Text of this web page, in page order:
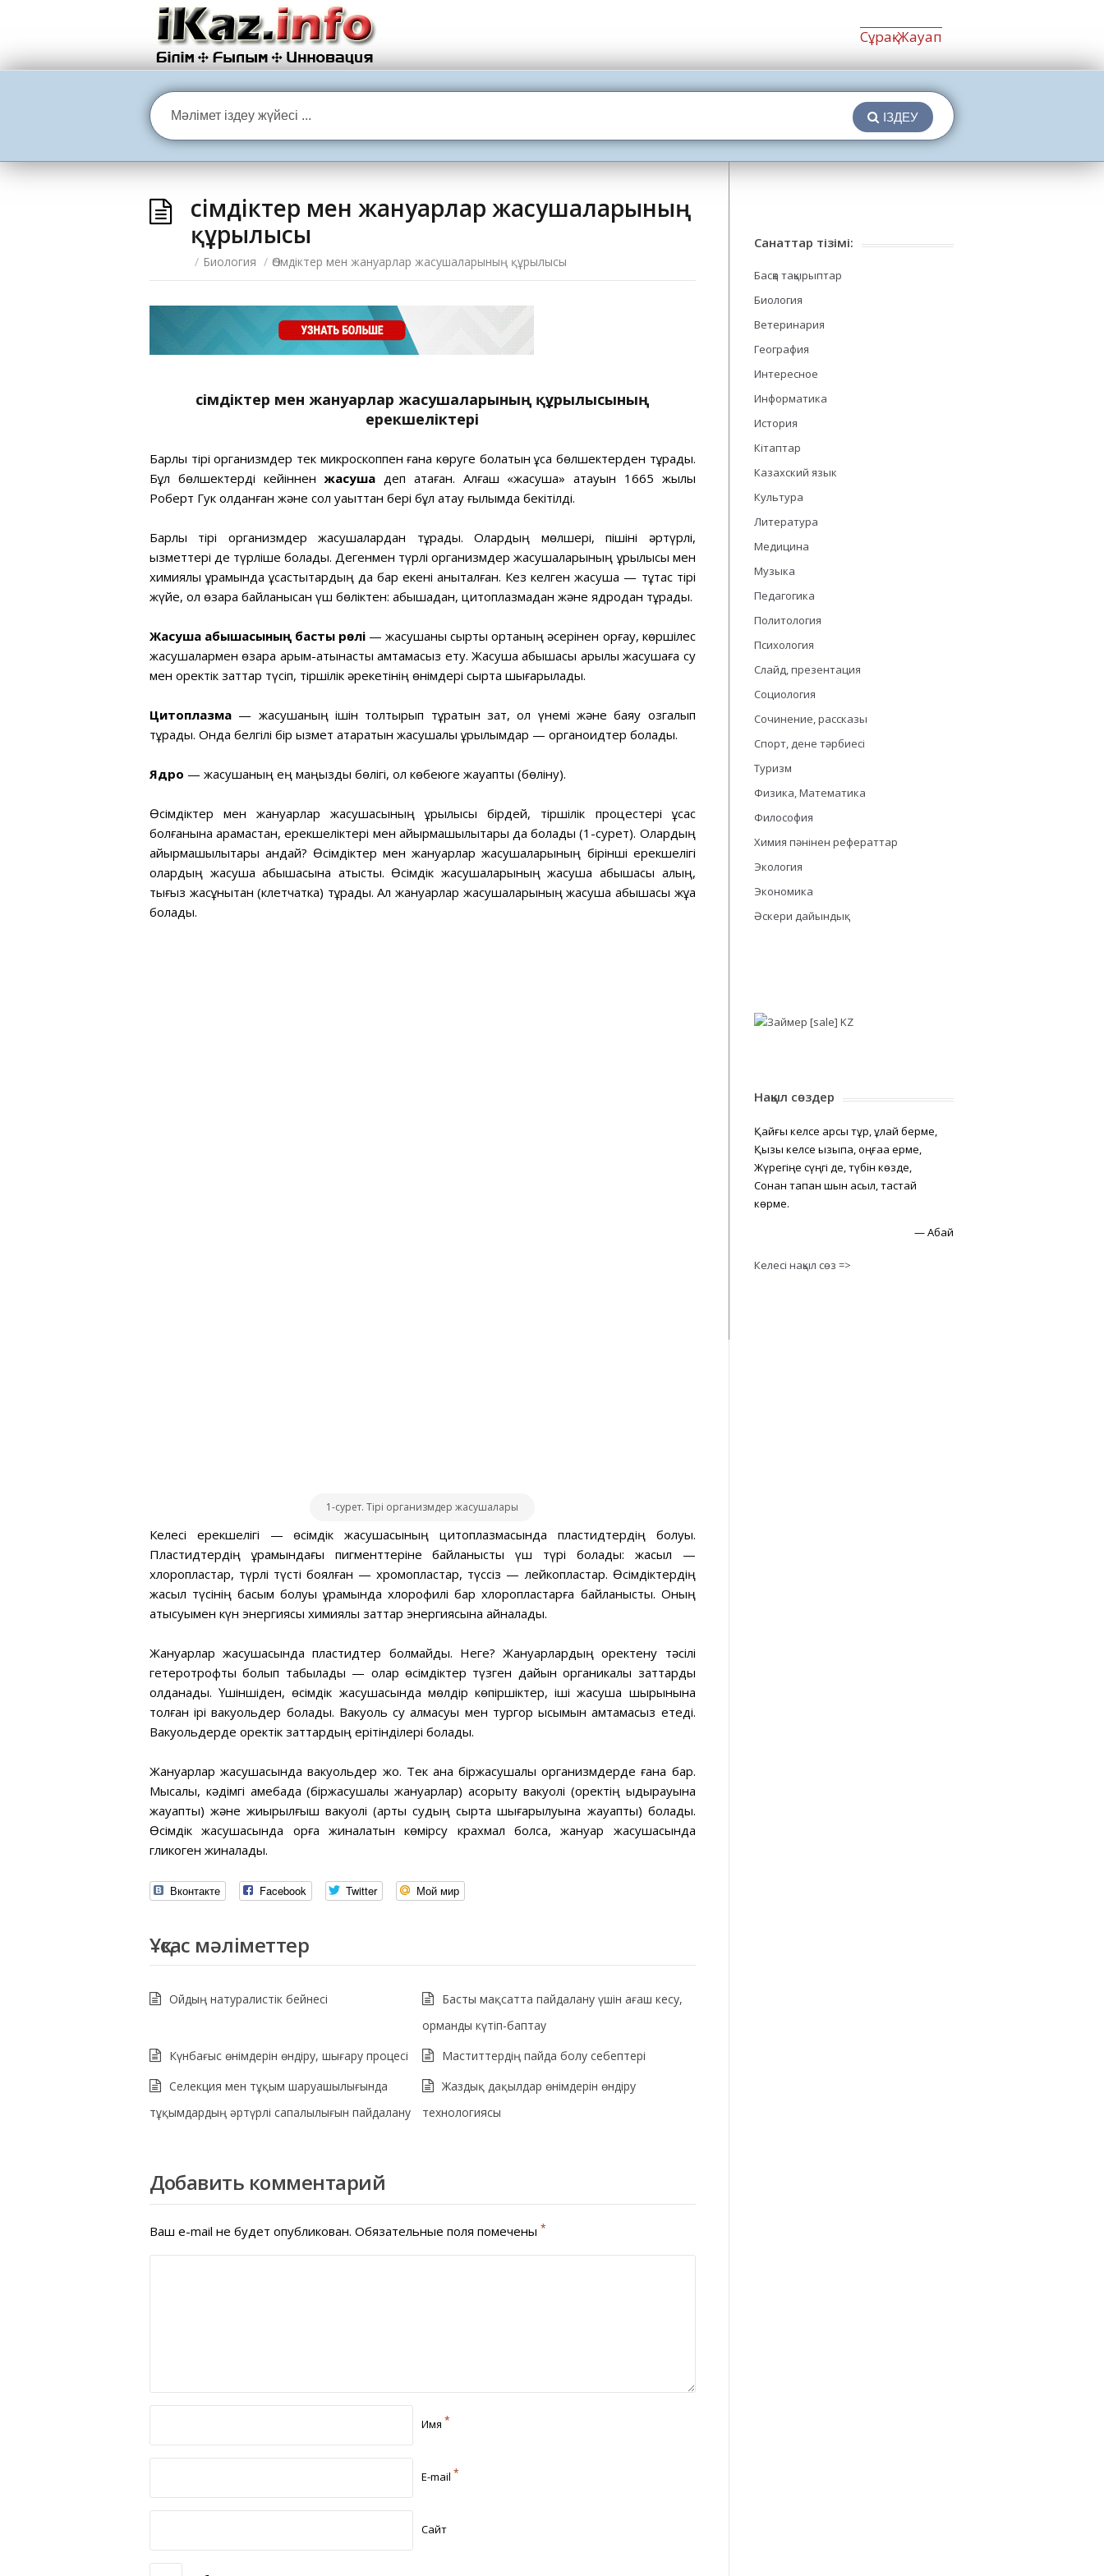
Сұрақ-Жауап
ІЗДЕУ
Өсімдіктер мен жануарлар жасушаларының
құрылысы
/ Биология / Өсімдіктер мен жануарлар жасушаларының құрылысы
Өсімдіктер мен жануарлар жасушаларының құрылысының
ерекшеліктері
Барлық тірі организмдер тек микроскоппен ғана көруге болатын ұсақ бөлшектерден тұрады.
Бұл бөлшектерді кейінненжасуша деп атаған. Алғаш «жасуша» атауын 1665 жылы
Роберт Гук қолданған және сол уақыттан бері бұл атау ғылымда бекітілді.
Барлық тірі организмдер жасушалардан тұрады. Олардың мөлшері, пішіні әртүрлі,
қызметтері де түрліше болады. Дегенмен түрлі организмдер жасушаларының құрылысы мен
химиялық құрамында ұқсастықтардың да бар екені анықталған. Кез келген жасуша — тұтас тірі
жүйе, ол өзара байланысқан үш бөліктен: қабықшадан, цитоплазмадан және ядродан тұрады.
Жасуша қабықшасының басты рөлі — жасушаны сыртқы ортаның әсерінен қорғау, көршілес
жасушалармен өзара қарым-қатынасты қамтамасыз ету. Жасуша қабықшасы арқылы жасушаға су
мен қоректік заттар түсіп, тіршілік әрекетінің өнімдері сыртқа шығарылады.
Цитоплазма — жасушаның ішін толтырып тұратын зат, ол үнемі және баяу қозгалып
тұрады. Онда белгілі бір қызмет атқаратын жасушалық құрылымдар — органоидтер болады.
Ядро — жасушаның ең маңызды бөлігі, ол көбеюге жауапты (бөліну).
Өсімдіктер мен жануарлар жасушасының құрылысы бірдей, тіршілік процестері ұқсас
болғанына қарамастан, ерекшеліктері мен айырмашылықтары да болады (1-сурет). Олардың
айырмашылықтары қандай? Өсімдіктер мен жануарлар жасушаларының бірінші ерекшелігі
олардың жасуша қабықшасына қатысты. Өсімдік жасушаларының жасуша қабықшасы қалың,
тығыз жасұнықтан (клетчатка) тұрады. Ал жануарлар жасушаларының жасуша қабықшасы жұқа
болады.
1-сурет. Тірі организмдер жасушалары
Келесі ерекшелігі — өсімдік жасушасының цитоплазмасында пластидтердің болуы.
Пластидтердің құрамындағы пигменттеріне байланысты үш түрі болады: жасыл —
хлоропластар, түрлі түсті боялған — хромопластар, түссіз — лейкопластар. Өсімдіктердің
жасыл түсінің басым болуы құрамында хлорофилі бар хлоропластарға байланысты. Оның
қатысуымен күн энергиясы химиялық заттар энергиясына айналады.
Жануарлар жасушасында пластидтер болмайды. Неге? Жануарлардың қоректену тәсілі
гетеротрофты болып табылады — олар өсімдіктер түзген дайын органикалық заттарды
қолданады. Үшіншіден, өсімдік жасушасында мөлдір көпіршіктер, іші жасуша шырынына
толған ірі вакуольдер болады. Вакуоль су алмасуы мен тургор қысымын қамтамасыз етеді.
Вакуольдерде қоректік заттардың ерітінділері болады.
Жануарлар жасушасында вакуольдер жоқ. Тек қана біржасушалы организмдерде ғана бар.
Мысалы, кәдімгі амебада (біржасушалы жануарлар) асқорыту вакуолі (қоректің ыдырауына
жауапты) және жиырылғыш вакуолі (артық судың сыртқа шығарылуына жауапты) болады.
Өсімдік жасушасында қорға жиналатын көмірсу крахмал болса, жануар жасушасында
гликоген жиналады.
Вконтакте Facebook Twitter Мой мир
Ұқсас мәліметтер
Ойдың натуралистік бейнесі
Басты мақсатта пайдалану үшін ағаш кесу,
орманды күтіп-баптау
Күнбағыс өнімдерін өндіру, шығару процесі
Маститтердің пайда болу себептері
Селекция мен тұқым шаруашылығында
тұқымдардың әртүрлі сапалылығын пайдалану
Жаздық дақылдар өнімдерін өндіру
технологиясы
Добавить комментарий
Ваш e-mail не будет опубликован. Обязательные поля помечены *
Имя *
E-mail *
Сайт
Санаттар тізімі:
Басқа тақырыптар
Биология
Ветеринария
География
Интересное
Информатика
История
Кітаптар
Казахский язык
Культура
Литература
Медицина
Музыка
Педагогика
Политология
Психология
Слайд, презентация
Социология
Сочинение, рассказы
Спорт, дене тәрбиесі
Туризм
Физика, Математика
Философия
Химия пәнінен рефераттар
Экология
Экономика
Әскери дайындық
Нақыл сөздер
Қайғы келсе қарсы тұр, құлай берме,
Қызық келсе қызықпа, оңғаққа ерме,
Жүрегіңе сүңгі де, түбін көзде,
Сонан тапқан шын асыл, тастай
көрме.
—Абай
Келесі нақыл сөз =>